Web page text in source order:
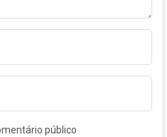
público